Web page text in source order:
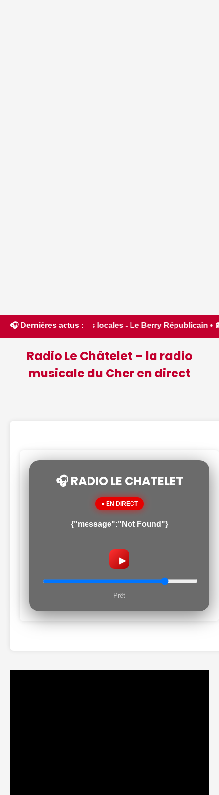
🎧 Dernières actus :
locales - Le Berry Républicain • 📰
Radio Le Châtelet – la radio
musicale du Cher en direct
🎧 RADIO LE CHATELET
● EN DIRECT
{"message":"Not Found"}
▶
Prêt